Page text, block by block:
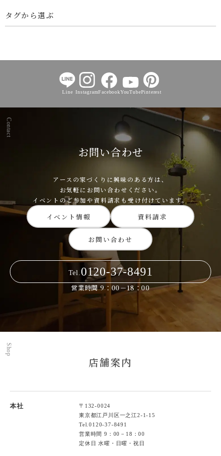
タグから選ぶ
Line InstagramFacebookYouTubePinterest
Contact
お問い合わせ
アースの家づくりに興味のある方は、
お気軽にお問い合わせください。
イベントのご参加や資料請求も受け付けています。
イベント情報 資料請求
お問い合わせ
Tel. 0120-37-8491
営業時間 9：00－18：00
Shop
店舗案内
本社
〒132-0024
東京都江戸川区一之江2-1-15
Tel.0120-37-8491
営業時間 9：00－18：00
定休日 水曜・日曜・祝日